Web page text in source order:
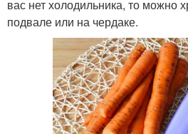
вас нет холодильника, то можно
подвале или на чердаке.